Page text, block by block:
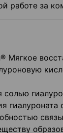
работе за
солью